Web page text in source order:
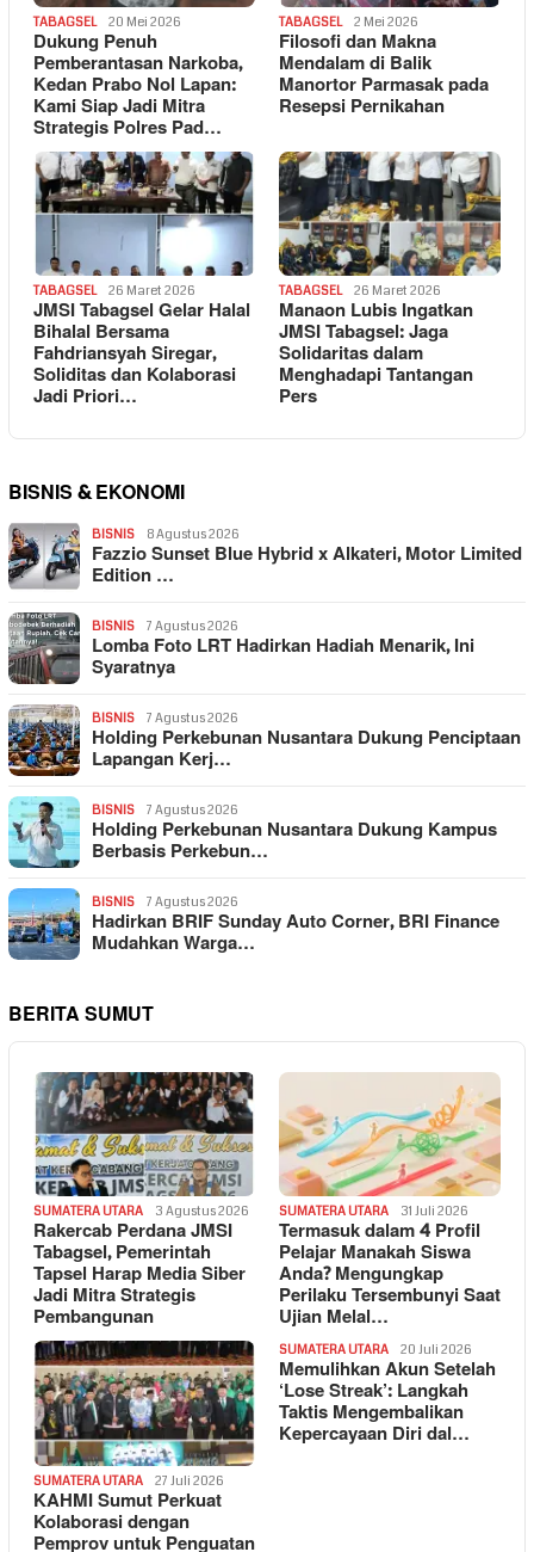
TABAGSEL 20 Mei 2026
Dukung Penuh
Pemberantasan Narkoba,
Kedan Prabo Nol Lapan:
Kami Siap Jadi Mitra
Strategis Polres Pad…
TABAGSEL 2 Mei 2026
Filosofi dan Makna
Mendalam di Balik
Manortor Parmasak pada
Resepsi Pernikahan
TABAGSEL 26 Maret 2026
JMSI Tabagsel Gelar Halal
Bihalal Bersama
Fahdriansyah Siregar,
Soliditas dan Kolaborasi
Jadi Priori…
TABAGSEL 26 Maret 2026
Manaon Lubis Ingatkan
JMSI Tabagsel: Jaga
Solidaritas dalam
Menghadapi Tantangan
Pers
BISNIS & EKONOMI
BISNIS 8 Agustus 2026
Fazzio Sunset Blue Hybrid x Alkateri, Motor Limited
Edition …
BISNIS 7 Agustus 2026
Lomba Foto LRT Hadirkan Hadiah Menarik, Ini
Syaratnya
BISNIS 7 Agustus 2026
Holding Perkebunan Nusantara Dukung Penciptaan
Lapangan Kerj…
BISNIS 7 Agustus 2026
Holding Perkebunan Nusantara Dukung Kampus
Berbasis Perkebun…
BISNIS 7 Agustus 2026
Hadirkan BRIF Sunday Auto Corner, BRI Finance
Mudahkan Warga…
BERITA SUMUT
SUMATERA UTARA 3 Agustus 2026
Rakercab Perdana JMSI
Tabagsel, Pemerintah
Tapsel Harap Media Siber
Jadi Mitra Strategis
Pembangunan
SUMATERA UTARA 31 Juli 2026
Termasuk dalam 4 Profil
Pelajar Manakah Siswa
Anda? Mengungkap
Perilaku Tersembunyi Saat
Ujian Melal…
SUMATERA UTARA 27 Juli 2026
KAHMI Sumut Perkuat
Kolaborasi dengan
Pemprov untuk Penguatan
SUMATERA UTARA 20 Juli 2026
Memulihkan Akun Setelah
‘Lose Streak’: Langkah
Taktis Mengembalikan
Kepercayaan Diri dal…